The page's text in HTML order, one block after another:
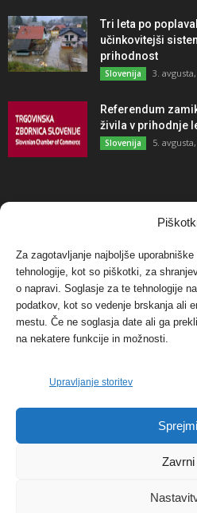
Za zagotavljanje najboljše
tehnologije, kot so piškotki, za
o napravi. Soglasje za te tehnologije
podatkov, kot so vedenje brskanja ali
mestu. Če ne soglasja date ali ga
na nekatere funkcije in možnosti.
Upravljanje storitev
Sprejmi
Zavrni
Tri leta po
učinkovitejši
prihodnost
Slovenija 3.
Referendum
živila v prihodnje
Slovenija 5.
NAJBOLJ KOMENTIRANO
Protest proti
svetu pa vedno
Dogodki 12. maja,
Tožilstvo v
Verbund
FOTO: Razstava
Dogodki 27.